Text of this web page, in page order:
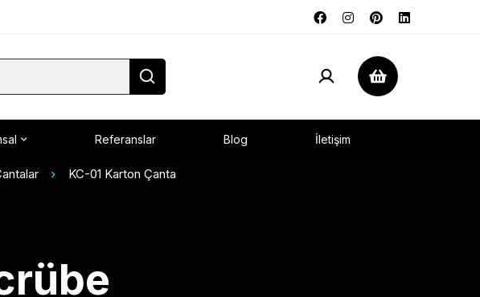
Referanslar Blog İletişim
KC-01 Karton Çanta